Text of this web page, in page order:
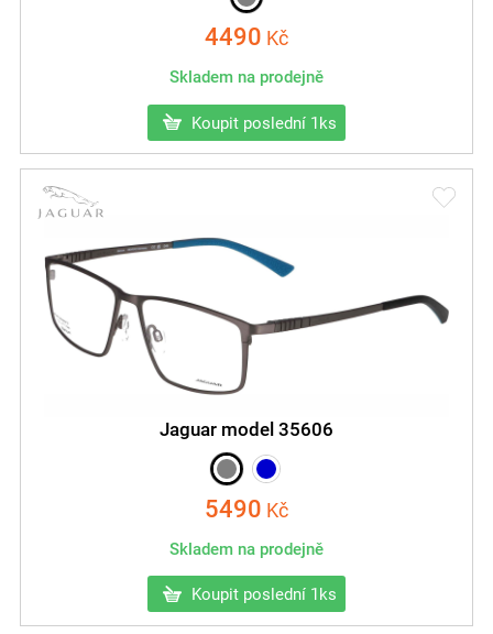
4490 Kč
Skladem na prodejně
Koupit poslední 1ks
Jaguar model 35606
5490 Kč
Skladem na prodejně
Koupit poslední 1ks